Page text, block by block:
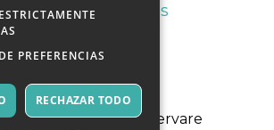
en Vivo, Clubes
LETTA DA
così che l’osservare
PREFERENCIAS
RECHAZAR TODO